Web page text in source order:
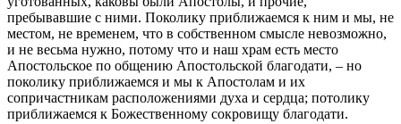
пребывавшие с ними. Поколику приближаемся к ним и мы, не
местом, не временем, что в собственном смысле невозможно,
и не весьма нужно, потому что и наш храм есть место
Апостольское по общению Апостольской благодати, – но
поколику приближаемся и мы к Апостолам и их
сопричастникам расположениями духа и сердца; потолику
приближаемся к Божественному сокровищу благодати.